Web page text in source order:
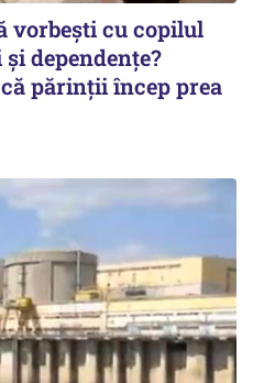
vorbești cu copilul
dependențe?
părinții încep prea